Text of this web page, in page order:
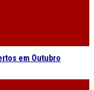
em Outubro